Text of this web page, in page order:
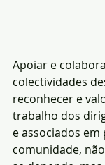
Apoiar e
colectividades
reconhecer e
trabalho dos
e associados em
comunidade,